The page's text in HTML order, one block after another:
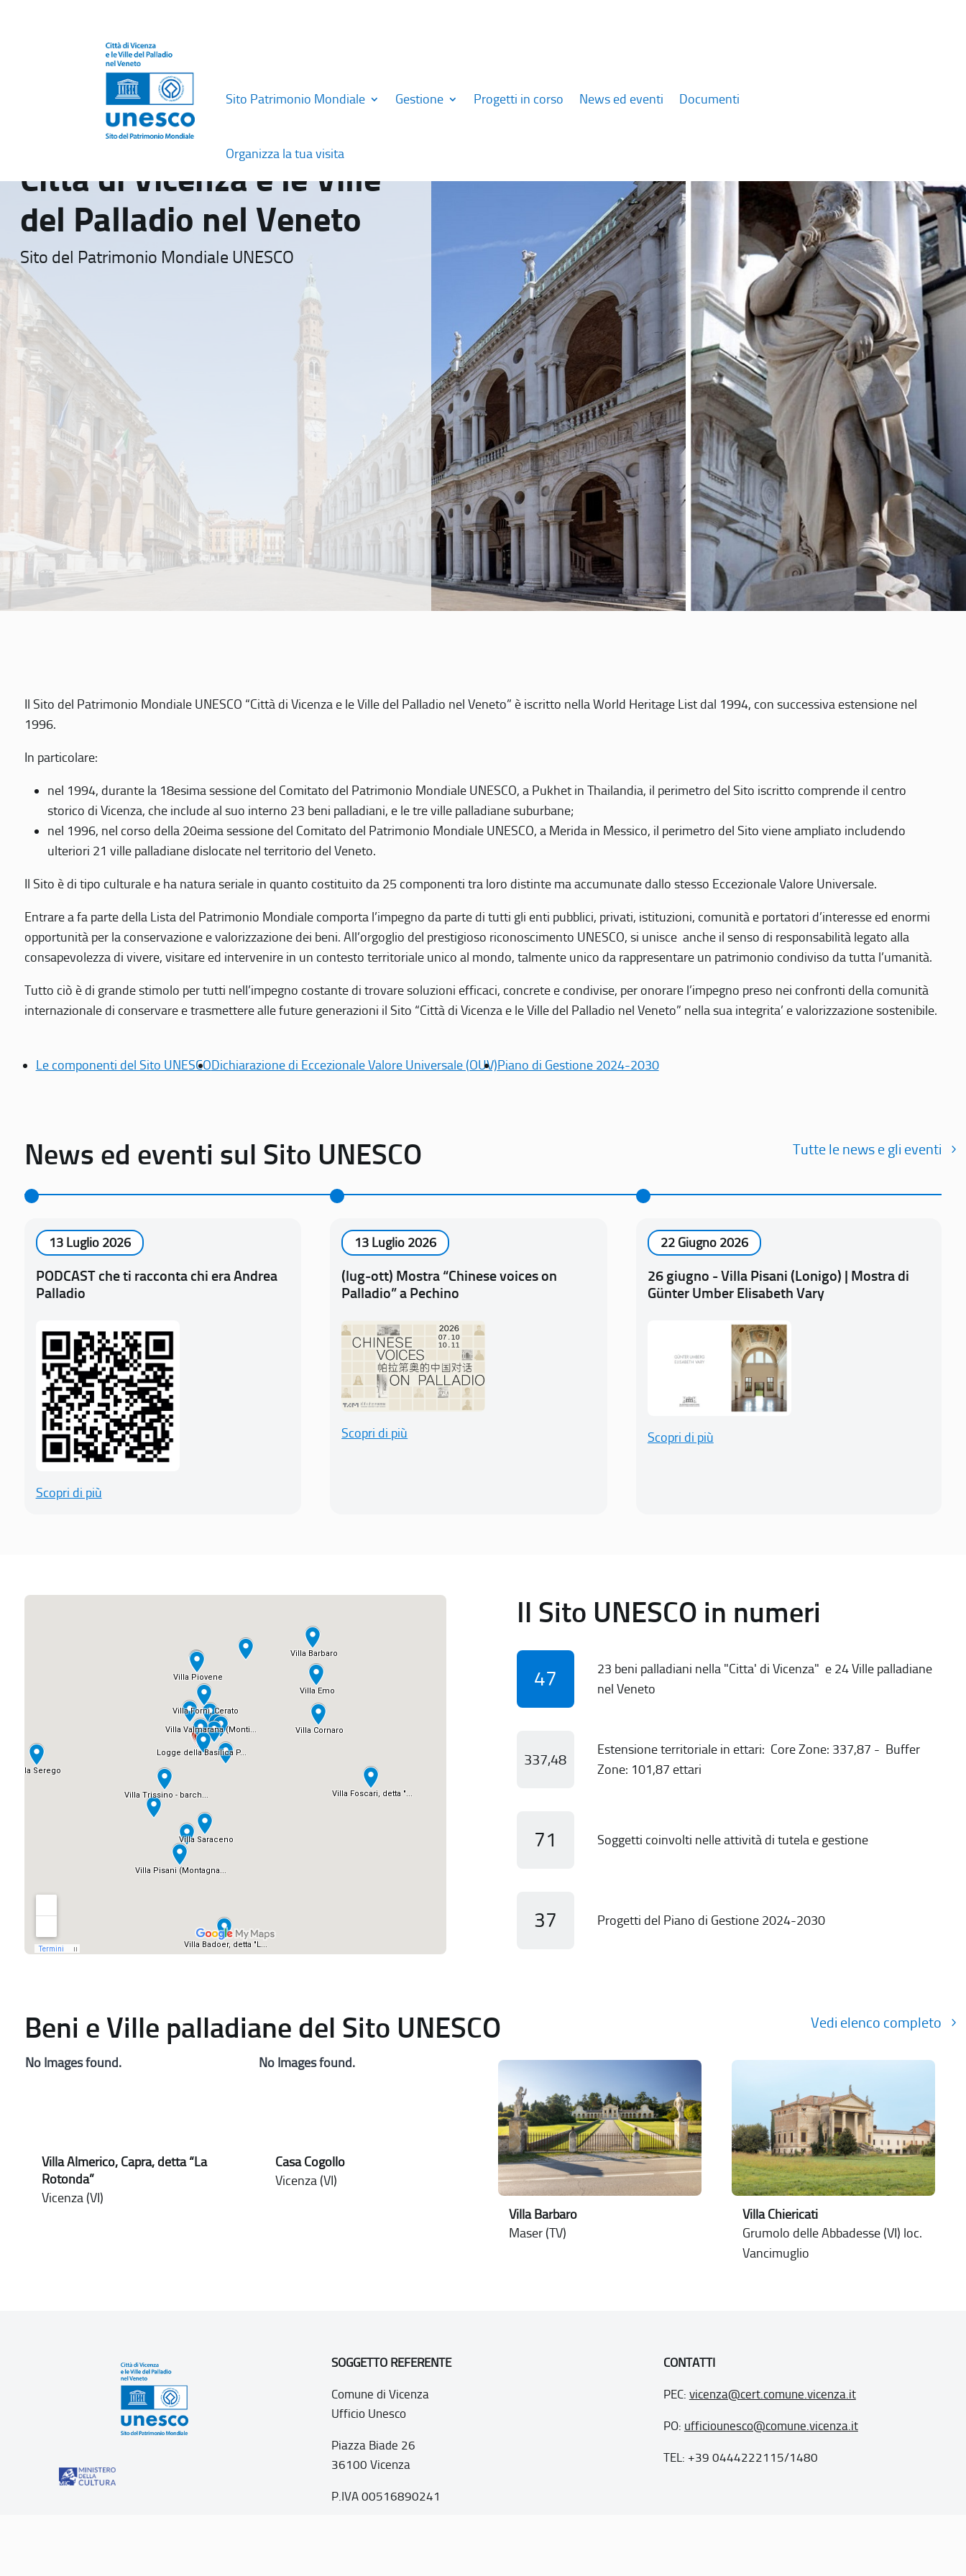
Sito Patrimonio Mondiale Gestione Progetti in corso News ed eventi Documenti
Organizza la tua visita
Città di Vicenza e le Ville
del Palladio nel Veneto
Sito del Patrimonio Mondiale UNESCO
Il Sito del Patrimonio Mondiale UNESCO “Città di Vicenza e le Ville del Palladio nel Veneto” è iscritto nella World Heritage List dal 1994, con successiva estensione nel
1996.
In particolare:
nel 1994, durante la 18esima sessione del Comitato del Patrimonio Mondiale UNESCO, a Pukhet in Thailandia, il perimetro del Sito iscritto comprende il centro
storico di Vicenza, che include al suo interno 23 beni palladiani, e le tre ville palladiane suburbane;
nel 1996, nel corso della 20eima sessione del Comitato del Patrimonio Mondiale UNESCO, a Merida in Messico, il perimetro del Sito viene ampliato includendo
ulteriori 21 ville palladiane dislocate nel territorio del Veneto.
Il Sito è di tipo culturale e ha natura seriale in quanto costituito da 25 componenti tra loro distinte ma accumunate dallo stesso Eccezionale Valore Universale.
Entrare a fa parte della Lista del Patrimonio Mondiale comporta l’impegno da parte di tutti gli enti pubblici, privati, istituzioni, comunità e portatori d’interesse ed enormi
opportunità per la conservazione e valorizzazione dei beni. All’orgoglio del prestigioso riconoscimento UNESCO, si unisce anche il senso di responsabilità legato alla
consapevolezza di vivere, visitare ed intervenire in un contesto territoriale unico al mondo, talmente unico da rappresentare un patrimonio condiviso da tutta l’umanità.
Tutto ciò è di grande stimolo per tutti nell’impegno costante di trovare soluzioni efficaci, concrete e condivise, per onorare l’impegno preso nei confronti della comunità
internazionale di conservare e trasmettere alle future generazioni il Sito “Città di Vicenza e le Ville del Palladio nel Veneto” nella sua integrita’ e valorizzazione sostenibile.
Le componenti del Sito UNESCODichiarazione di Eccezionale Valore Universale (OUV)Piano di Gestione 2024-2030
News ed eventi sul Sito UNESCO Tutte le news e gli eventi
13 Luglio 2026
PODCAST che ti racconta chi era Andrea
Palladio
Scopri di più
13 Luglio 2026
(lug-ott) Mostra “Chinese voices on
Palladio” a Pechino
Scopri di più
22 Giugno 2026
26 giugno - Villa Pisani (Lonigo) | Mostra di
Günter Umber Elisabeth Vary
Scopri di più
Il Sito UNESCO in numeri
47
23 beni palladiani nella "Citta' di Vicenza" e 24 Ville palladiane
nel Veneto
337,48
Estensione territoriale in ettari: Core Zone: 337,87 - Buffer
Zone: 101,87 ettari
71 Soggetti coinvolti nelle attività di tutela e gestione
37 Progetti del Piano di Gestione 2024-2030
Beni e Ville palladiane del Sito UNESCO Vedi elenco completo
No Images found.
Villa Almerico, Capra, detta “La
Rotonda”
Vicenza (VI)
No Images found.
Casa Cogollo
Vicenza (VI)
Villa Barbaro
Maser (TV)
Villa Chiericati
Grumolo delle Abbadesse (VI) loc.
Vancimuglio
SOGGETTO REFERENTE
Comune di Vicenza
Ufficio Unesco
Piazza Biade 26
36100 Vicenza
P.IVA 00516890241
CONTATTI
PEC: vicenza@cert.comune.vicenza.it
PO: ufficiounesco@comune.vicenza.it
TEL: +39 0444222115/1480